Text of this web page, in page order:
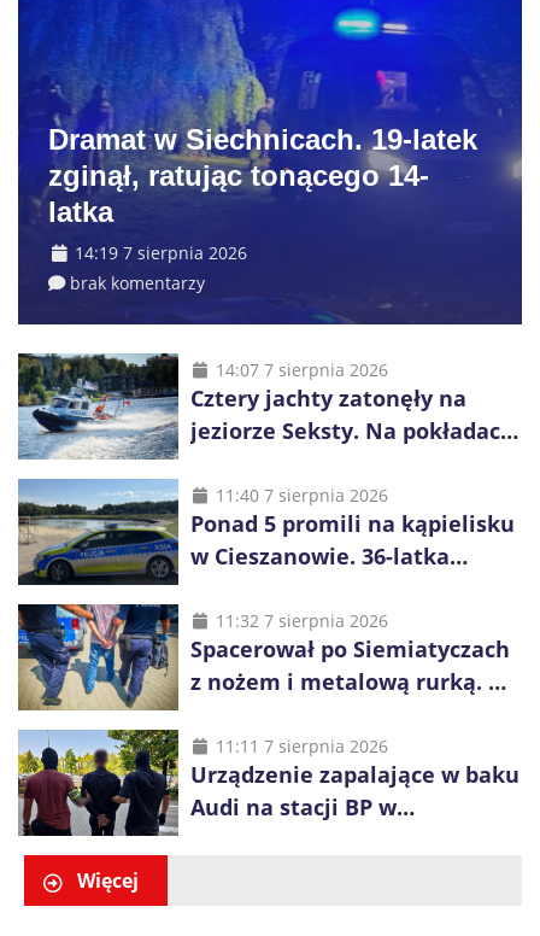
Dramat w Siechnicach. 19-latek
zginął, ratując tonącego 14-
latka
14:19 7 sierpnia 2026
brak komentarzy
14:07 7 sierpnia 2026
Cztery jachty zatonęły na
jeziorze Seksty. Na pokładach
małoletnich
11:40 7 sierpnia 2026
Ponad 5 promili na kąpielisku
w Cieszanowie. 36-latka
z wody
11:32 7 sierpnia 2026
Spacerował po Siemiatyczach
z nożem i metalową rurką. W
alkohol i perfumy
11:11 7 sierpnia 2026
Urządzenie zapalające w baku
Audi na stacji BP w
Więcej